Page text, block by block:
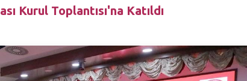
Kurul Toplantısı'na Katıldı